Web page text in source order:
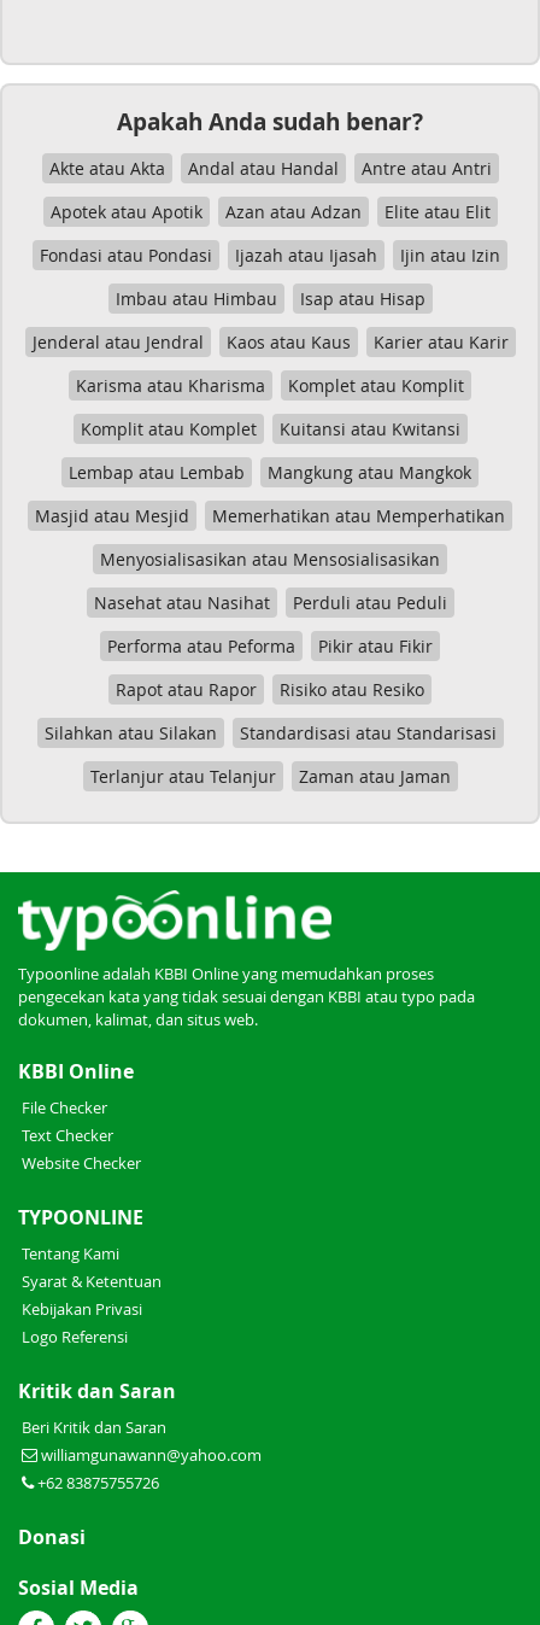
Apakah Anda sudah benar?
Akte atau Akta Andal atau Handal
Antre atau Antri
Apotek atau Apotik
Azan atau Adzan
Elite atau Elit
Fondasi atau Pondasi
Ijazah atau Ijasah
Ijin atau Izin
Imbau atau Himbau
Isap atau Hisap
Jenderal atau Jendral
Kaos atau Kaus
Karier atau Karir
Karisma atau Kharisma
Komplet atau Komplit
Komplit atau Komplet
Kuitansi atau Kwitansi
Lembap atau Lembab
Mangkung atau Mangkok
Masjid atau Mesjid
Memerhatikan atau Memperhatikan
Menyosialisasikan atau Mensosialisasikan
Nasehat atau Nasihat
Perduli atau Peduli
Performa atau Peforma
Pikir atau Fikir
Rapot atau Rapor
Risiko atau Resiko
Silahkan atau Silakan
Standardisasi atau Standarisasi
Terlanjur atau Telanjur
Zaman atau Jaman
Typoonline adalah KBBI Online yang memudahkan proses
pengecekan kata yang tidak sesuai dengan KBBI atau typo pada
dokumen, kalimat, dan situs web.
KBBI Online
File Checker
Text Checker
Website Checker
TYPOONLINE
Tentang Kami
Syarat & Ketentuan
Kebijakan Privasi
Logo Referensi
Kritik dan Saran
Beri Kritik dan Saran
williamgunawann@yahoo.com
+62 83875755726
Donasi
Sosial Media